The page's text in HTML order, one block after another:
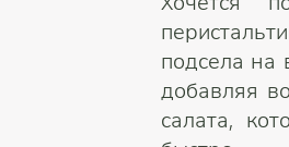
подсела на
добавляя
салата,